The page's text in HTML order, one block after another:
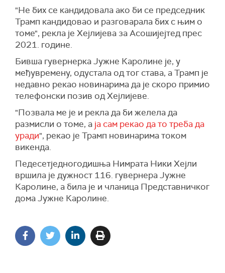
"Не бих се кандидовала ако би се председник
Трамп кандидовао и разговарала бих с њим о
томе", рекла је Хејлијева за Асошијејтед прес
2021. године.
Бивша гувернерка Јужне Каролине је, у
међувремену, одустала од тог става, а Трамп је
недавно рекао новинарима да је скоро примио
телефонски позив од Хејлијеве.
"Позвала ме је и рекла да би желела да
размисли о томе, а ја сам рекао да то треба да
уради", рекао је Трамп новинарима током
викенда.
Педесетједногодишња Нимрата Ники Хејли
вршила је дужност 116. гувернера Јужне
Каролине, а била је и чланица Представничког
дома Јужне Каролине.